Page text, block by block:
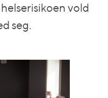
vold
seg.